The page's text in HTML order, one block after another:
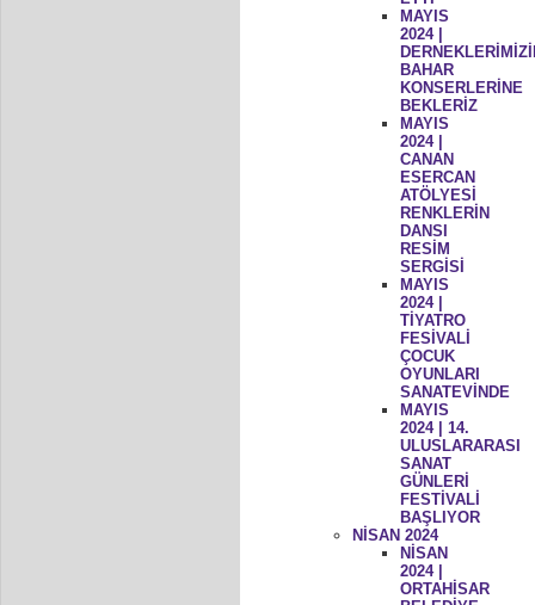
MAYIS
2024 |
BAHAR
KONSERLERİNE
BEKLERİZ
MAYIS
2024 |
CANAN
ESERCAN
ATÖLYESİ
RENKLERİN
DANSI
RESİM
SERGİSİ
MAYIS
2024 |
TİYATRO
FESİVALİ
ÇOCUK
OYUNLARI
SANATEVİNDE
MAYIS
2024 | 14.
ULUSLARARASI
SANAT
GÜNLERİ
FESTİVALİ
BAŞLIYOR
NİSAN 2024
NİSAN
2024 |
ORTAHİSAR